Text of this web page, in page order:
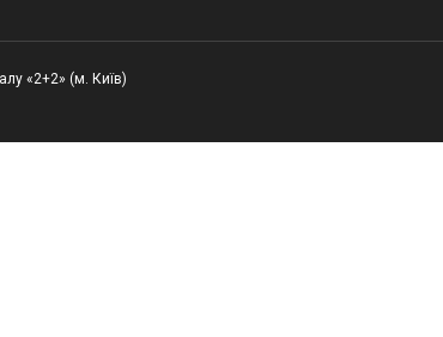
«2+2» (м. Київ)